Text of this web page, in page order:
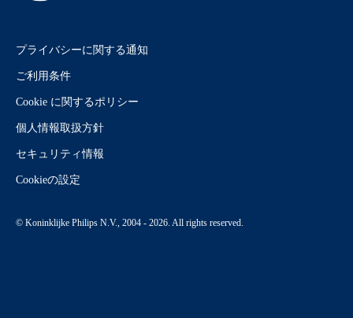
プライバシーに関する通知
ご利用条件
Cookie に関するポリシー
個人情報取扱方針
セキュリティ情報
Cookieの設定
© Koninklijke Philips N.V., 2004 - 2026. All rights reserved.